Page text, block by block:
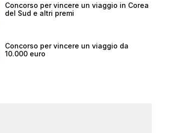
Concorso per vincere un viaggio in Corea
del Sud e altri premi
Concorso per vincere un viaggio da
10.000 euro